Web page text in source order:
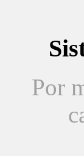
Por